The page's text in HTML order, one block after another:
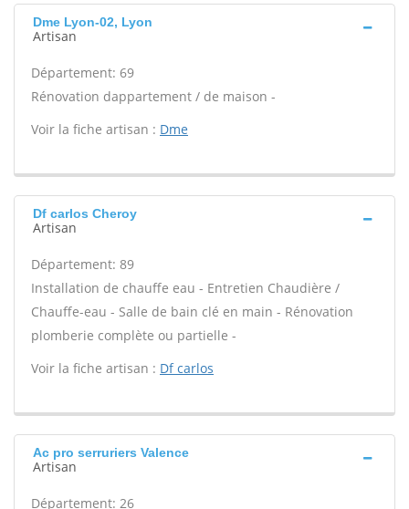
Dme Lyon-02, Lyon
Artisan
Département: 69
Rénovation dappartement / de maison -
Voir la fiche artisan : Dme
Df carlos Cheroy
Artisan
Département: 89
Installation de chauffe eau - Entretien Chaudière /
Chauffe-eau - Salle de bain clé en main - Rénovation
plomberie complète ou partielle -
Voir la fiche artisan : Df carlos
Ac pro serruriers Valence
Artisan
Département: 26